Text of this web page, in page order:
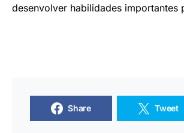
desenvolver habilidades importantes
Share Tweet